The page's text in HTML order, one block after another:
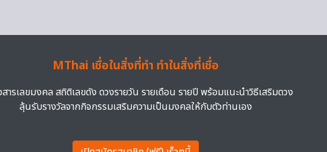
MThai เชื่อในสิ่งที่ทำ ทำในสิ่งที่เชื่อ
สารเลขมงคล สถิติเลขดัง ดวงรายวัน รายเดือน รายปี พร้อมแนะนำวิธีเสริมดวง
ลุ้นรับรางวัลจากกิจกรรมเสริมความเป็นมงคลให้กับตัวท่านเอง